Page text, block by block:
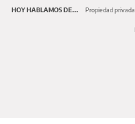
HOY HABLAMOS DE... Propiedad privada